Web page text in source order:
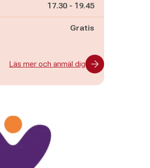
Pågår mellan
17.30 - och
19.45
Gratis
Läs mer och anmäl dig